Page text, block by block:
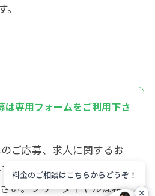
は専用フォームをご利用下さ
ご応募、求人に関するお
ォームより必要項目を入
い。フリーダイヤルは相
料金のご相談はこちらからどうぞ！